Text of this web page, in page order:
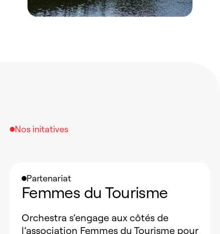
Nos initatives
Partenariat
Femmes du Tourisme
Orchestra s’engage aux côtés de
l’association Femmes du Tourisme pour